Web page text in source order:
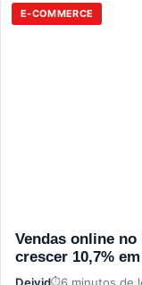
E-COMMERCE
Vendas online no
crescer 10,7% em
Deivid 6 minutos de